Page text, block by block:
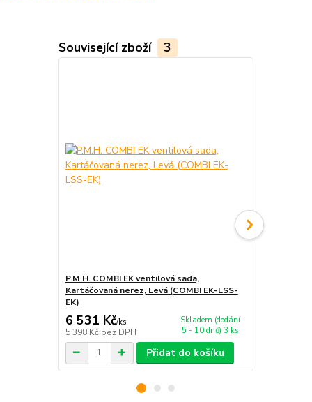
Související zboží 3
P.M.H. COMBI EK ventilová sada,
Kartáčovaná nerez, Levá (COMBI EK-LSS-
EK)
6 531 Kč/ks
5 398 Kč bez DPH
Skladem (dodání
5 - 10 dnů) 3 ks
Přidat do košíku